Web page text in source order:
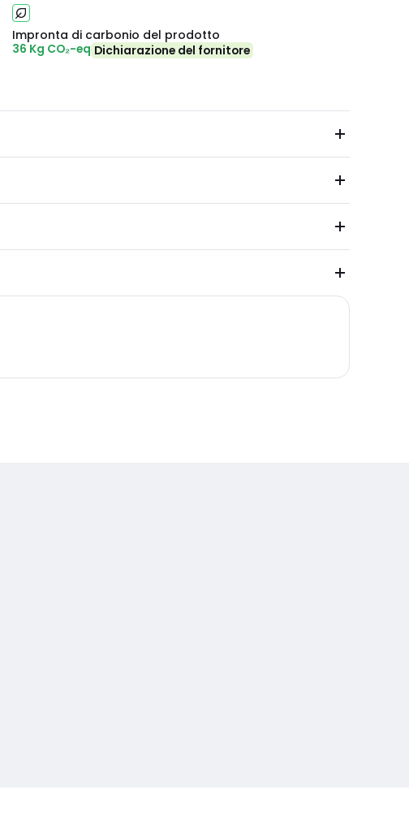
Impronta di carbonio del prodotto
36 Kg CO₂-eq Dichiarazione del fornitore